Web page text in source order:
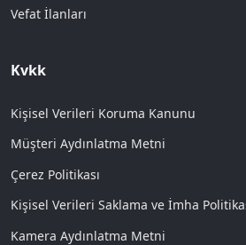
Vefat İlanları
Kvkk
Kişisel Verileri Koruma Kanunu
Müşteri Aydınlatma Metni
Çerez Politikası
Kişisel Verileri Saklama ve İmha
Kamera Aydınlatma Metni